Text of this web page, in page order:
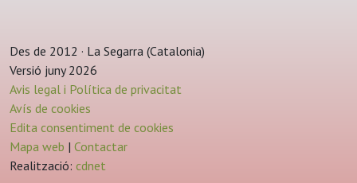
Des de 2012 · La Segarra (Catalonia)
Versió juny 2026
Avis legal i Política de privacitat
Avís de cookies
Edita consentiment de cookies
Mapa web | Contactar
Realització: cdnet